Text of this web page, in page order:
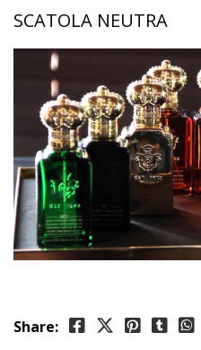
SCATOLA NEUTRA
Share: